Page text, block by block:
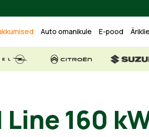
Auto omanikule E-pood
160